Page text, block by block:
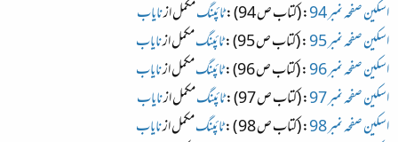
اسکین صفحہ نمبر 94 : (کتاب ص 94) : ٹائپنگ مکمل ازنایاب
اسکین صفحہ نمبر 95
: (کتاب ص 95) : ٹائپنگ مکمل ازنایاب
اسکین صفحہ نمبر 96
: (کتاب ص 96) : ٹائپنگ مکمل ازنایاب
اسکین صفحہ نمبر 97
: (کتاب ص 97) : ٹائپنگ مکمل ازنایاب
اسکین صفحہ نمبر 98
: (کتاب ص 98 ) : ٹائپنگ مکمل ازنایاب